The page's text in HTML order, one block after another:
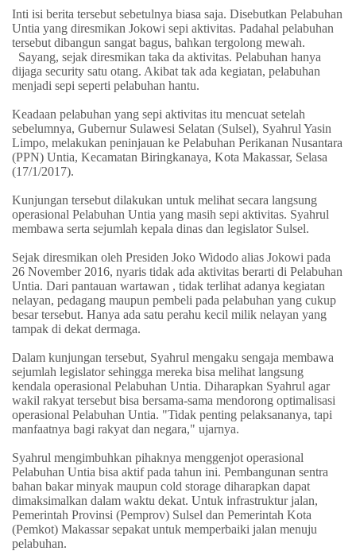
Inti isi berita tersebut sebetulnya biasa saja. Disebutkan Pelabuhan
Untia yang diresmikan Jokowi sepi aktivitas. Padahal pelabuhan
tersebut dibangun sangat bagus, bahkan tergolong mewah.
Sayang, sejak diresmikan taka da aktivitas. Pelabuhan hanya
dijaga security satu otang. Akibat tak ada kegiatan, pelabuhan
menjadi sepi seperti pelabuhan hantu.
Keadaan pelabuhan yang sepi aktivitas itu mencuat setelah
sebelumnya, Gubernur Sulawesi Selatan (Sulsel), Syahrul Yasin
Limpo, melakukan peninjauan ke Pelabuhan Perikanan Nusantara
(PPN) Untia, Kecamatan Biringkanaya, Kota Makassar, Selasa
(17/1/2017).
Kunjungan tersebut dilakukan untuk melihat secara langsung
operasional Pelabuhan Untia yang masih sepi aktivitas. Syahrul
membawa serta sejumlah kepala dinas dan legislator Sulsel.
Sejak diresmikan oleh Presiden Joko Widodo alias Jokowi pada
26 November 2016, nyaris tidak ada aktivitas berarti di Pelabuhan
Untia. Dari pantauan wartawan , tidak terlihat adanya kegiatan
nelayan, pedagang maupun pembeli pada pelabuhan yang cukup
besar tersebut. Hanya ada satu perahu kecil milik nelayan yang
tampak di dekat dermaga.
Dalam kunjungan tersebut, Syahrul mengaku sengaja membawa
sejumlah legislator sehingga mereka bisa melihat langsung
kendala operasional Pelabuhan Untia. Diharapkan Syahrul agar
wakil rakyat tersebut bisa bersama-sama mendorong optimalisasi
operasional Pelabuhan Untia. "Tidak penting pelaksananya, tapi
manfaatnya bagi rakyat dan negara," ujarnya.
Syahrul mengimbuhkan pihaknya menggenjot operasional
Pelabuhan Untia bisa aktif pada tahun ini. Pembangunan sentra
bahan bakar minyak maupun cold storage diharapkan dapat
dimaksimalkan dalam waktu dekat. Untuk infrastruktur jalan,
Pemerintah Provinsi (Pemprov) Sulsel dan Pemerintah Kota
(Pemkot) Makassar sepakat untuk memperbaiki jalan menuju
pelabuhan.